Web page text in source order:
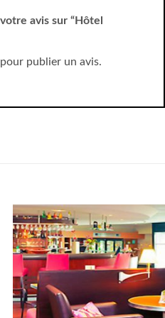
avis sur “Hôtel
pour publier un avis.